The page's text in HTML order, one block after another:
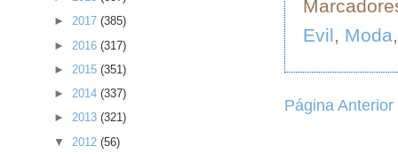
Evil, Moda
Página Anterior
► 2017 (385)
► 2016 (317)
► 2015 (351)
► 2014 (337)
► 2013 (321)
▼ 2012 (56)